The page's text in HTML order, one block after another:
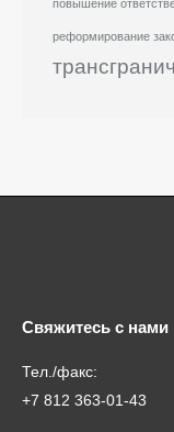
повышение
реформирование
Свяжитесь с нами
Тел./факс:
+7 812 363-01-43